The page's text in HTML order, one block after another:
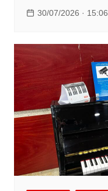
30/07/2026 · 15:06